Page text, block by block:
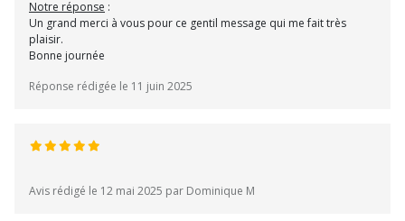
Notre réponse :
Un grand merci à vous pour ce gentil message qui me fait très
plaisir.
Bonne journée
Réponse rédigée le 11 juin 2025
Avis rédigé le 12 mai 2025 par Dominique M